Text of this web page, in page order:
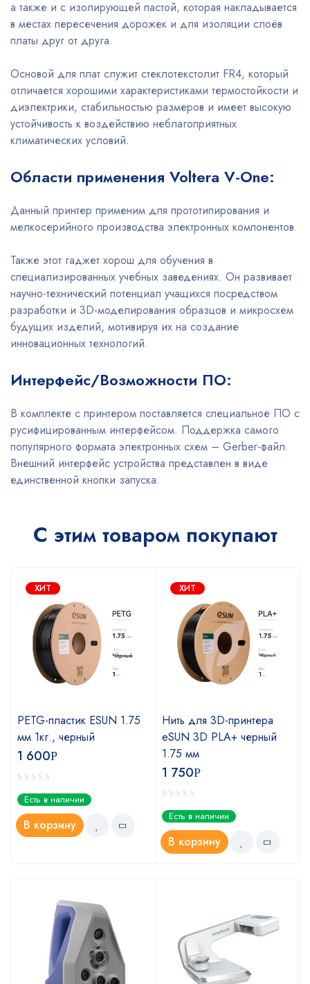
а также и с изолирующей пастой, которая накладывается
в местах пересечения дорожек и для изоляции слоёв
платы друг от друга.
Основой для плат служит стеклотекстолит FR4, который
отличается хорошими характеристиками термостойкости и
диэлектрики, стабильностью размеров и имеет высокую
устойчивость к воздействию неблагоприятных
климатических условий.
Области применения Voltera V-One:
Данный принтер применим для прототипирования и
мелкосерийного производства электронных компонентов.
Также этот гаджет хорош для обучения в
специализированных учебных заведениях. Он развивает
научно-технический потенциал учащихся посредством
разработки и 3D-моделирования образцов и микросхем
будущих изделий, мотивируя их на создание
инновационных технологий.
Интерфейс/Возможности ПО:
В комплекте с принтером поставляется специальное ПО с
русифицированным интерфейсом. Поддержка самого
популярного формата электронных схем – Gerber-файл.
Внешний интерфейс устройства представлен в виде
единственной кнопки запуска.
С этим товаром покупают
ХИТ
PETG-пластик ESUN 1.75
мм 1кг., черный
1 600Р
Есть в наличии
В корзину
ХИТ
Нить для 3D-принтера
eSUN 3D PLA+ черный
1.75 мм
1 750Р
Есть в наличии
В корзину